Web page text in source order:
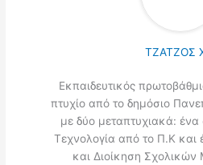
ΤΖΑΤΖΟΣ
Εκπαιδευτικός
πτυχίο από το δημόσιο
με δύο μεταπτυχιακά: ένα
Τεχνολογία από το Π.Κ
και Διοίκηση